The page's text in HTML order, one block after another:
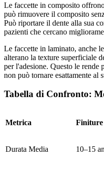
Le faccette in composito
può rimuovere il composito
Può riportare il dente alla sua
pazienti che cercano
Le faccette in laminato, anche
alterano la texture superficiale
per l'adesione. Questo le
non può tornare esattamente al
Tabella di Confronto:
Metrica
Durata Media 10–15